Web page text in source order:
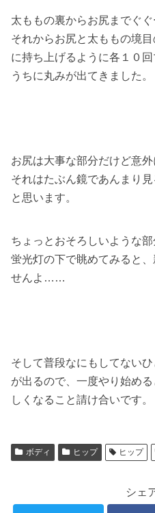
太ももの裏からお尻までぐ
それからお尻と太ももの境
に持ち上げるように各１０
うちに丸みが出てきました。
お尻は大事な部分だけど意
それはたぶん鏡であんまり
と思います。
ちょっとおそろしいような
蛍光灯の下で眺めてみると
せんよ……
そして普段なにもしてない
が出るので、一度やり始め
しくなること請け合いです。
ボディ ヒップ ヒップ
シェ